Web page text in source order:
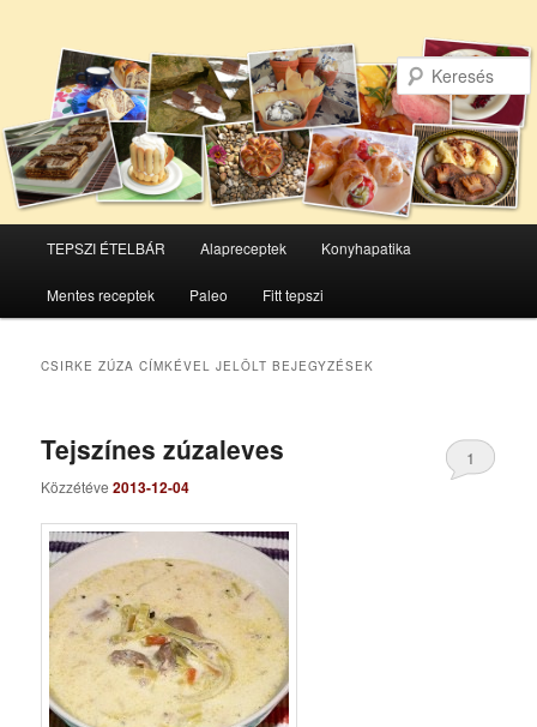
Tovább
az
elsődleges
Tovább
a
másodlagos
TEPSZI ÉTELBÁR Alapreceptek Konyhapatika
Mentes receptek Paleo Fitt tepszi
CSIRKE ZÚZA CÍMKÉVEL JELÖLT BEJEGYZÉSEK
Tejszínes zúzaleves
Közzétéve2013-12-04
1